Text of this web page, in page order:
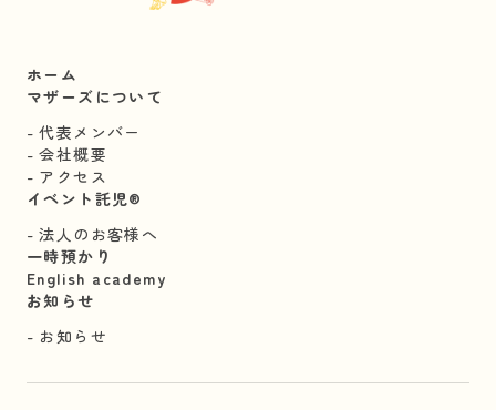
ホーム
マザーズについて
代表メンバー
会社概要
アクセス
イベント託児®︎
法人のお客様へ
一時預かり
English academy
お知らせ
お知らせ